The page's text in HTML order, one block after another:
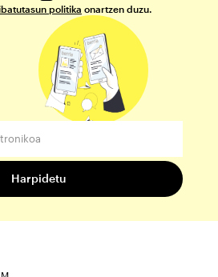
politika onartzen duzu.